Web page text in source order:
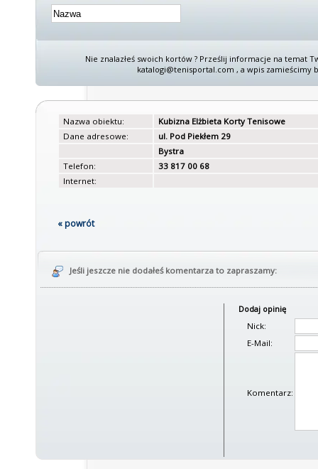
Nie znalazłeś swoich kortów ? Prześlij informacje na temat
katalogi@tenisportal.com , a wpis zamieścimy
Nazwa obiektu:
Kubizna Elżbieta Korty Tenisowe
Dane adresowe:
ul. Pod Piekłem 29
Bystra
Telefon:
33 817 00 68
Internet:
« powrót
Jeśli jeszcze nie dodałeś komentarza to zapraszamy:
Dodaj opinię
Nick:
E-Mail:
Komentarz: